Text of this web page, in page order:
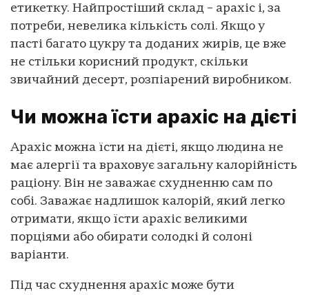
етикетку. Найпростіший склад – арахіс і, за
потреби, невелика кількість солі. Якщо у
пасті багато цукру та доданих жирів, це вже
не стільки корисний продукт, скільки
звичайний десерт, розпіарений виробником.
Чи можна їсти арахіс на дієті
Арахіс можна їсти на дієті, якщо людина не
має алергії та враховує загальну калорійність
раціону. Він не заважає схудненню сам по
собі. Заважає надлишок калорій, який легко
отримати, якщо їсти арахіс великими
порціями або обирати солодкі й солоні
варіанти.
Під час схуднення арахіс може бути